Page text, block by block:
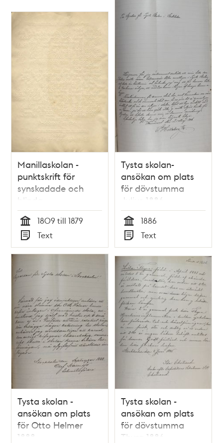
Manillaskolan -
punktskrift för
synskadade och
blinda
Tid
1809 till 1879
Typ
Text
Tysta skolan-
ansökan om plats
för dövstumma
Julius 1886
Tid
1886
Typ
Text
Tysta skolan -
ansökan om plats
för Otto Helmer
1888
Tysta skolan -
ansökan om plats
för dövstumma
Thyra 1886